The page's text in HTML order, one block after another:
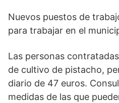
Nuevos puestos de
para trabajar en el
Las personas
de cultivo de pistacho,
diario de 47 euros.
medidas de las que